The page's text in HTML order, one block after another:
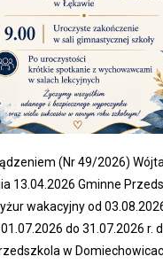
(Nr 49/2026)
13.04.2026 Gminne
wakacyjny od
do 31.07.2026 r.
w